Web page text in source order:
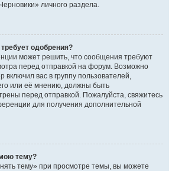
личного раздела.
одобрения?
может решить, что сообщения требуют
перед отправкой на форум. Возможно
включил вас в группу пользователей,
или её мнению, должны быть
перед отправкой. Пожалуйста, свяжитесь
для получения дополнительной
тему?
тему» при просмотре темы, вы можете